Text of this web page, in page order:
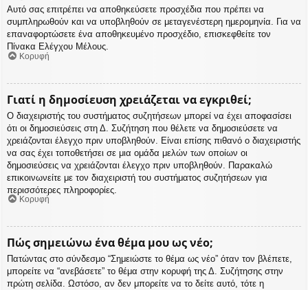
Αυτό σας επιτρέπει να αποθηκεύσετε προσχέδια που πρέπει να
συμπληρωθούν και να υποβληθούν σε μεταγενέστερη ημερομηνία. Για να
επαναφορτώσετε ένα αποθηκευμένο προσχέδιο, επισκεφθείτε τον
Πίνακα Ελέγχου Μέλους.
Κορυφή
Γιατί η δημοσίευση χρειάζεται να εγκριθεί;
Ο διαχειριστής του συστήματος συζητήσεων μπορεί να έχει αποφασίσει
ότι οι δημοσιεύσεις στη Δ. Συζήτηση που θέλετε να δημοσιεύσετε να
χρειάζονται έλεγχο πριν υποβληθούν. Είναι επίσης πιθανό ο διαχειριστής
να σας έχει τοποθετήσει σε μια ομάδα μελών των οποίων οι
δημοσιεύσεις να χρειάζονται έλεγχο πριν υποβληθούν. Παρακαλώ
επικοινωνείτε με τον διαχειριστή του συστήματος συζητήσεων για
περισσότερες πληροφορίες.
Κορυφή
Πώς σημειώνω ένα θέμα μου ως νέο;
Πατώντας στο σύνδεσμο “Σημειώστε το θέμα ως νέο” όταν τον βλέπετε,
μπορείτε να “ανεβάσετε” το θέμα στην κορυφή της Δ. Συζήτησης στην
πρώτη σελίδα. Ωστόσο, αν δεν μπορείτε να το δείτε αυτό, τότε η